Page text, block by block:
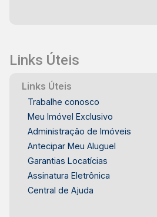
Links Úteis
Links Úteis
Trabalhe conosco
Meu Imóvel Exclusivo
Administração de Imóveis
Antecipar Meu Aluguel
Garantias Locatícias
Assinatura Eletrônica
Central de Ajuda